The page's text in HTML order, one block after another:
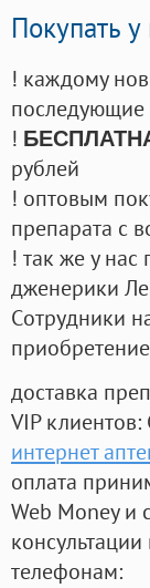
Покупать
! каждому
последующие
!
рублей
! оптовым
препарата с
! так же у
дженерики
Cотрудники
доставка
VIP
интернет
оплата
Web Money и
телефонам: